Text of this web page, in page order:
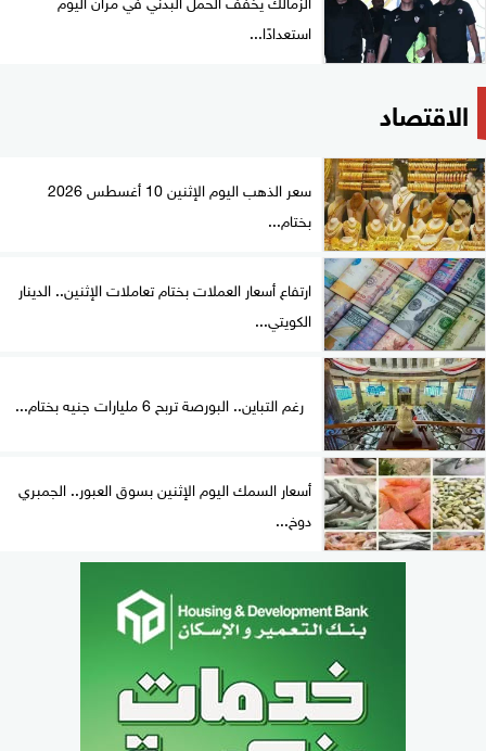
استعدادًا...
الاقتصاد
سعر الذهب اليوم الإثنين 10 أغسطس 2026
بختام...
ارتفاع أسعار العملات بختام تعاملات الإثنين.. الدينار
الكويتي...
رغم التباين.. البورصة تربح 6 مليارات جنيه بختام...
أسعار السمك اليوم الإثنين بسوق العبور.. الجمبري
دوخ...